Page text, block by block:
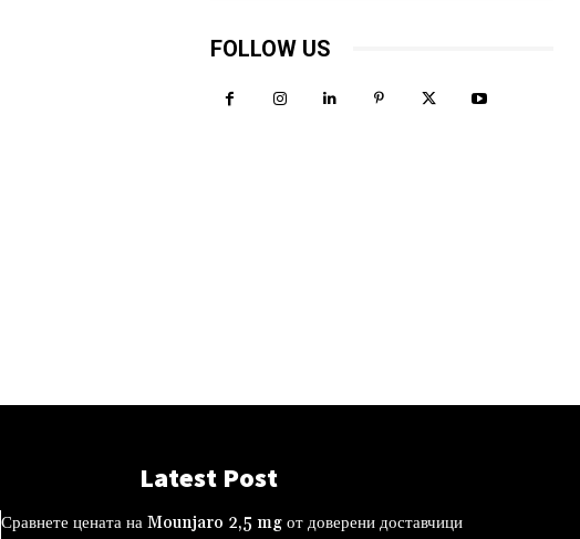
FOLLOW US
Latest Post
Сравнете цената на Mounjaro 2,5 mg от доверени доставчици